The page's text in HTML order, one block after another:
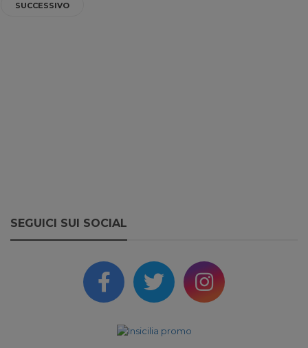
SUCCESSIVO
SEGUICI SUI SOCIAL